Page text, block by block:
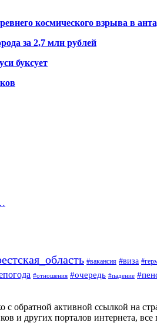
космического взрыва в
за 2,7 млн рублей
буксует
#вакансия #виза
#отношения #очередь #падение
с обратной активной ссылкой на
и других порталов интернета,